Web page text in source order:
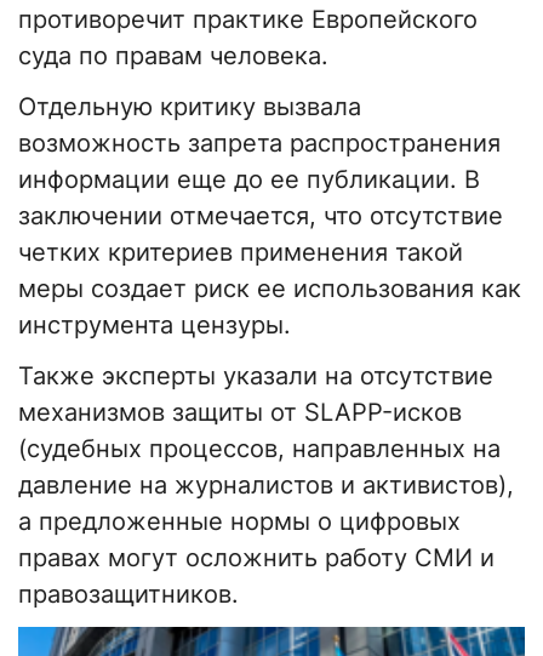
противоречит практике Европейского
суда по правам человека.
Отдельную критику вызвала
возможность запрета распространения
информации еще до ее публикации. В
заключении отмечается, что отсутствие
четких критериев применения такой
меры создает риск ее использования как
инструмента цензуры.
Также эксперты указали на отсутствие
механизмов защиты от SLAPP-исков
(судебных процессов, направленных на
давление на журналистов и активистов),
а предложенные нормы о цифровых
правах могут осложнить работу СМИ и
правозащитников.